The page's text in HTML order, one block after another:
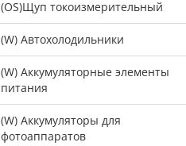
(OS)Щуп токоизмерительный
(W) Автохолодильники
(W) Аккумуляторные элементы
питания
(W) Аккумуляторы для
фотоаппаратов